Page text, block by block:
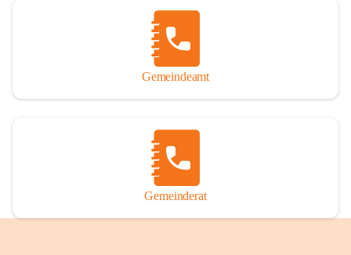
Gemeindeamt
Gemeinderat